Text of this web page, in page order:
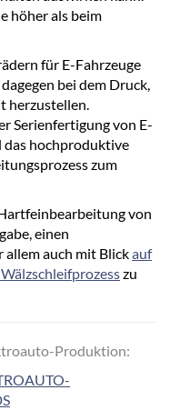
höher als beim
für E-Fahrzeuge
bei dem Druck,
herzustellen.
Serienfertigung von E-
das hochproduktive
zum
von
einen
auch mit Blickauf
zu
Produktion: